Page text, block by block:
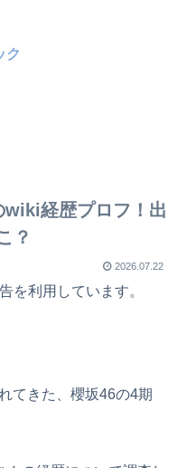
ク
wiki経歴プロフ！出
？
2026.07.22
を利用しています。
てきた、櫻坂46の4期